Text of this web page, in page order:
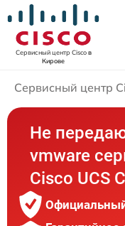
Сервисный центр Ciscoв
Кирове
Сервисный центр
Не
vmware
Cisco UCS